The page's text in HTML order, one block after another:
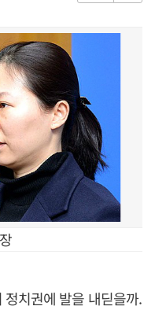
치권에 발을 내딛을까.